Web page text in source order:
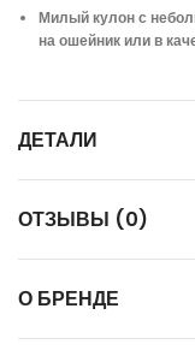
Милый кулон с
на ошейник или в
ДЕТАЛИ
ОТЗЫВЫ (0)
О БРЕНДЕ